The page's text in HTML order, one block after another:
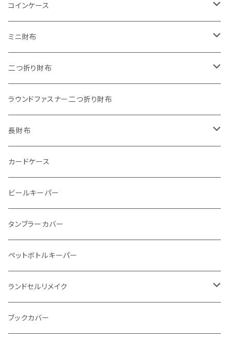
"子供の絵"キーホルダー
"餞別"キーホルダー
"うちの子"ペットキーホルダー
コインケース
ワンタッチコインケース ブライドルレザー
ワンタッチコインケース ブッテーロ
ワンタッチコインケース 国産革
ファスナーコインケース
ミニ財布
"Jack"マイクロウォレット(三つ折り式)
"Ripper"マイクロウォレット(三つ折り式)
二つ折り財布
"Basic"アートウォレット
番外編Basicアートウォレット (インポート革版)
スキニーウォレット
ストーンウォレット
メタルウォレット
インビジブルウォレット
イントレチャート 編み込みアートウォレット
"Crammy"L字フラップウォレット
"メッセージ"カリグラフィーウォレット
ラウンドファスナー二つ折り財布
長財布
折り財布
L字ファスナー
柔らか革財布
イントレチャート
ラウンドファスナー
カードケース
ビールキーパー
タンブラーカバー
ペットボトルキーパー
ランドセルリメイク
写真立て
ブックカバー